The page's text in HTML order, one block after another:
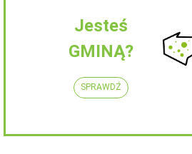
Jesteś
GMINĄ?
SPRAWDŹ